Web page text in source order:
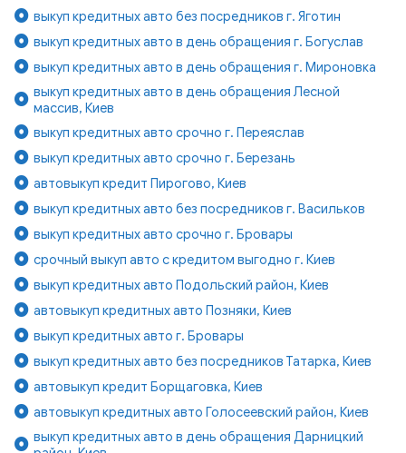
выкуп кредитных авто без посредников г. Яготин
выкуп кредитных авто в день обращения г. Богуслав
выкуп кредитных авто в день обращения г. Мироновка
выкуп кредитных авто в день обращения Лесной
массив, Киев
выкуп кредитных авто срочно г. Переяслав
выкуп кредитных авто срочно г. Березань
автовыкуп кредит Пирогово, Киев
выкуп кредитных авто без посредников г. Васильков
выкуп кредитных авто срочно г. Бровары
срочный выкуп авто с кредитом выгодно г. Киев
выкуп кредитных авто Подольский район, Киев
автовыкуп кредитных авто Позняки, Киев
выкуп кредитных авто г. Бровары
выкуп кредитных авто без посредников Татарка, Киев
автовыкуп кредит Борщаговка, Киев
автовыкуп кредитных авто Голосеевский район, Киев
выкуп кредитных авто в день обращения Дарницкий